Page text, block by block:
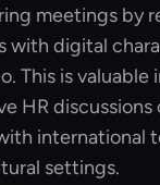
meetings by
with digital
This is valuable
HR discussions
international
settings.